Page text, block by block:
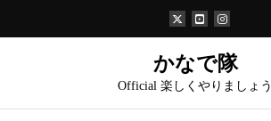
テ
ス
かなで隊
Official 楽しくやりましょう